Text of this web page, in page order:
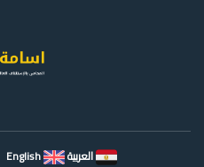
العربية English